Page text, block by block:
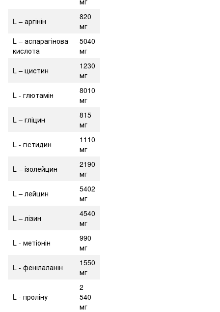
L – аргінін
820
мг
L – аспарагінова
кислота
5040
мг
L – цистин
1230
мг
L - глютамін
8010
мг
L – гліцин
815
мг
L - гістидин
1110
мг
L – ізолейцин
2190
мг
L – лейцин
5402
мг
L – лізин
4540
мг
L - метіонін
990
мг
L - фенілаланін
1550
мг
L - проліну
2
540
мг